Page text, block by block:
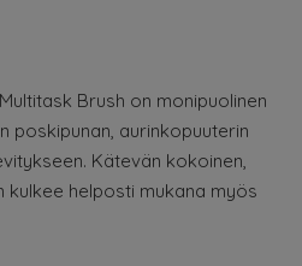
Brush on monipuolinen
poskipunan, aurinkopuuterin
Kätevän kokoinen,
kulkee helposti mukana myös